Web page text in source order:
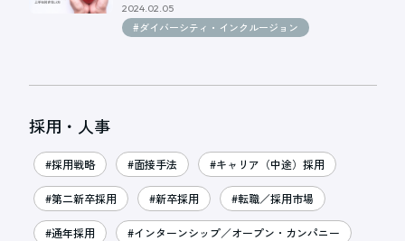
2024.02.05
#ダイバーシティ・インクルージョン
採用・人事
#採用戦略 #面接手法 #キャリア（中途）採用
#第二新卒採用 #新卒採用 #転職／採用市場
#通年採用 #インターンシップ／オープン・カンパニー